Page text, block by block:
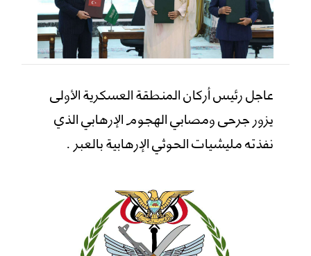
عاجل رئيس أركان المنطقة العسكرية الأولى
يزور جرحى ومصابي الهجوم الإرهابي الذي
نفذته مليشيات الحوثي الإرهابية بالعبر .